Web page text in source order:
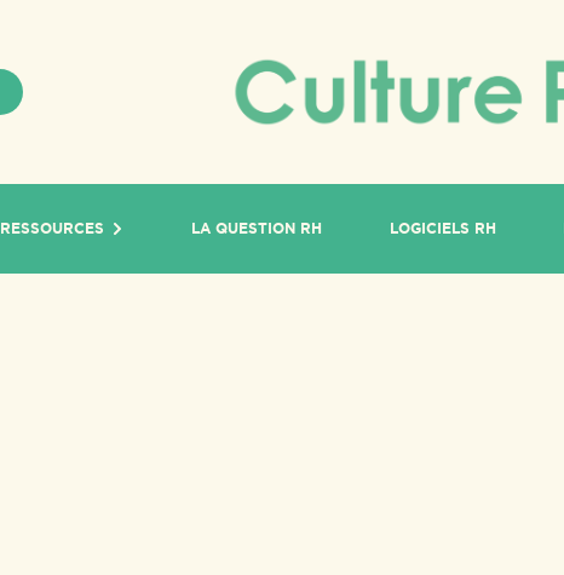
RESSOURCES LA QUESTION RH LOGICIELS RH